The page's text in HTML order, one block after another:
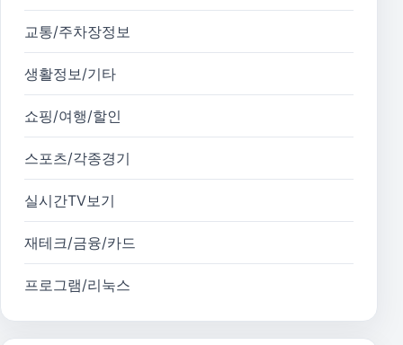
교통/주차장정보
생활정보/기타
쇼핑/여행/할인
스포츠/각종경기
실시간TV보기
재테크/금융/카드
프로그램/리눅스